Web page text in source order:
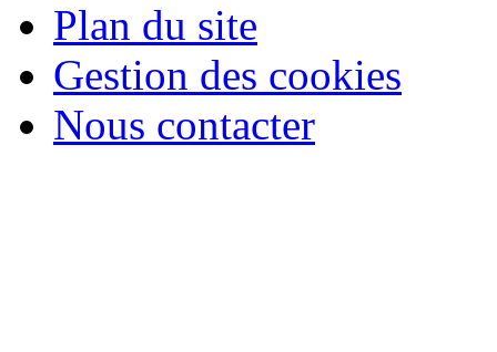
Plan du site
Gestion des cookies
Nous contacter